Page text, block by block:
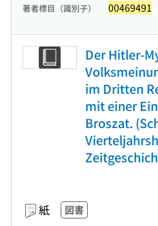
著者標目（識別子） 00469491
Der Hitler-
im Dritten
mit einer
Broszat.
紙 図書